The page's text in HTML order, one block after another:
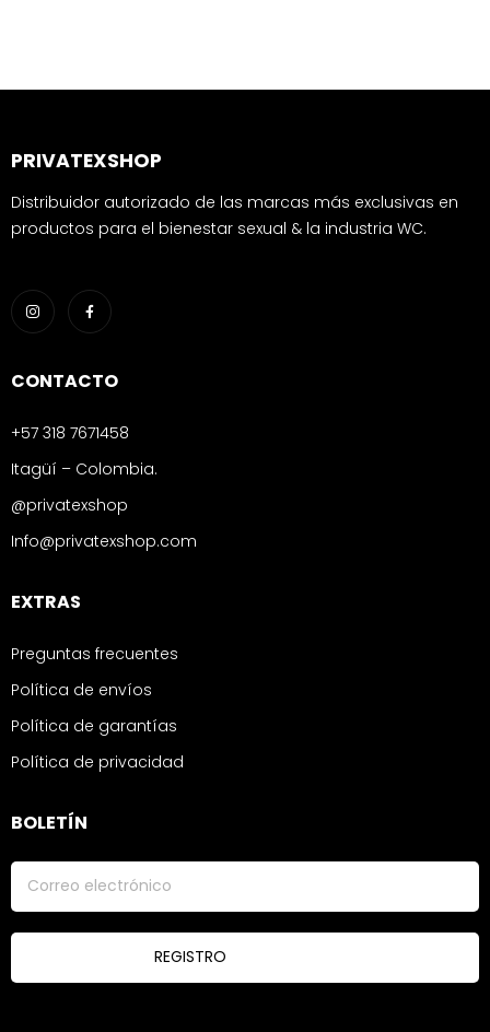
PRIVATEXSHOP
Distribuidor autorizado de las marcas más exclusivas en
productos para el bienestar sexual & la industria WC.
CONTACTO
+57 318 7671458
Itagüí – Colombia.
@privatexshop
Info@privatexshop.com
EXTRAS
Preguntas frecuentes
Política de envíos
Política de garantías
Política de privacidad
BOLETÍN